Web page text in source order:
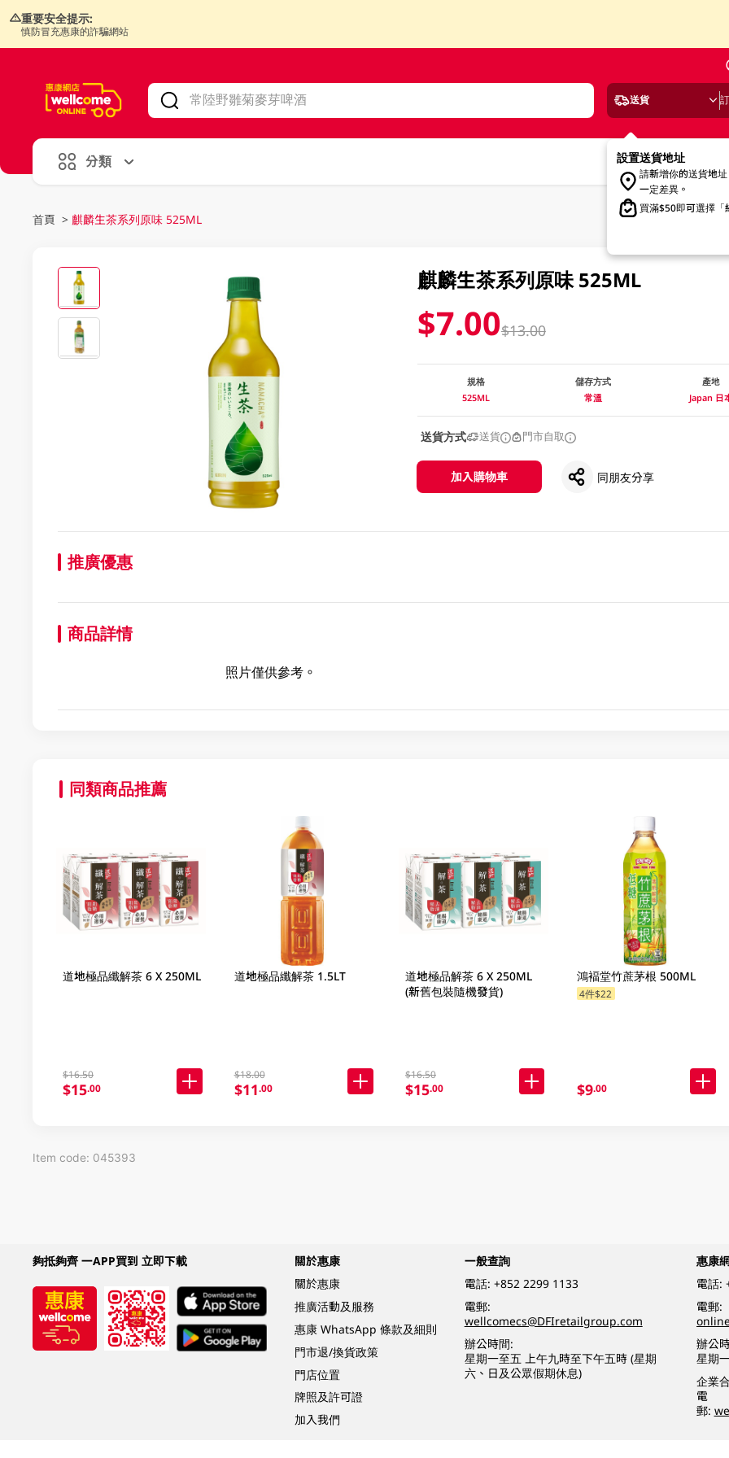
重要安全提示:
慎防冒充惠康的詐騙網站
送貨
設置送貨地址
請新增你的送貨地
一定差異。
買滿$50即可選擇「
分類
首頁 > 麒麟生茶系列原味 525ML
麒麟生茶系列原味 525ML
$7.00$13.00
規格
525ML
儲存方式
常溫
產地
Japan 日
送貨方式 送貨 門市自取
加入購物車 同朋友分享
推廣優惠
商品詳情
照片僅供參考。
同類商品推薦
道地極品纖解茶 6 X 250ML
$16.50
$15.00
道地極品纖解茶 1.5LT
$18.00
$11.00
道地極品解茶 6 X 250ML
(新舊包裝隨機發貨)
$16.50
$15.00
鴻褔堂竹蔗茅根 500ML
4件$22
$9.00
Item code: 045393
夠抵夠齊 一APP買到 立即下載
關於惠康
關於惠康
推廣活動及服務
惠康 WhatsApp 條款及細則
門市退/換貨政策
門店位置
牌照及許可證
加入我們
一般查詢
電話: +852 2299 1133
電郵:
wellcomecs@DFIretailgroup.com
辦公時間:
星期一至五 上午九時至下午五時 (星期
六、日及公眾假期休息)
惠康
電話:
電郵:
辦公
星期
企業
電
郵: